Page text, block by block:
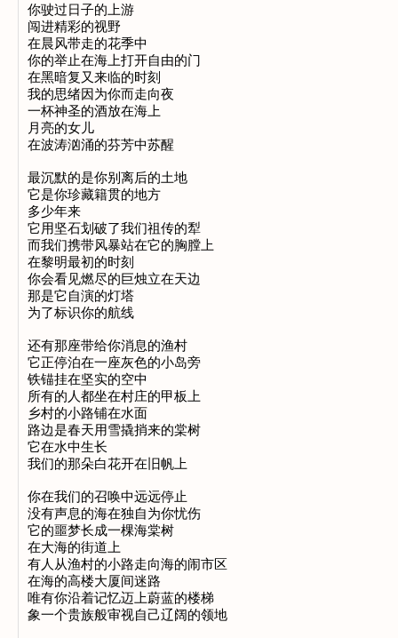
你驶过日子的上游
闯进精彩的视野
在晨风带走的花季中
你的举止在海上打开自由的门
在黑暗复又来临的时刻
我的思绪因为你而走向夜
一杯神圣的酒放在海上
月亮的女儿
在波涛汹涌的芬芳中苏醒
最沉默的是你别离后的土地
它是你珍藏籍贯的地方
多少年来
它用坚石划破了我们祖传的犁
而我们携带风暴站在它的胸膛上
在黎明最初的时刻
你会看见燃尽的巨烛立在天边
那是它自演的灯塔
为了标识你的航线
还有那座带给你消息的渔村
它正停泊在一座灰色的小岛旁
铁锚挂在坚实的空中
所有的人都坐在村庄的甲板上
乡村的小路铺在水面
路边是春天用雪撬捎来的棠树
它在水中生长
我们的那朵白花开在旧帆上
你在我们的召唤中远远停止
没有声息的海在独自为你忧伤
它的噩梦长成一棵海棠树
在大海的街道上
有人从渔村的小路走向海的闹市区
在海的高楼大厦间迷路
唯有你沿着记忆迈上蔚蓝的楼梯
象一个贵族般审视自己辽阔的领地